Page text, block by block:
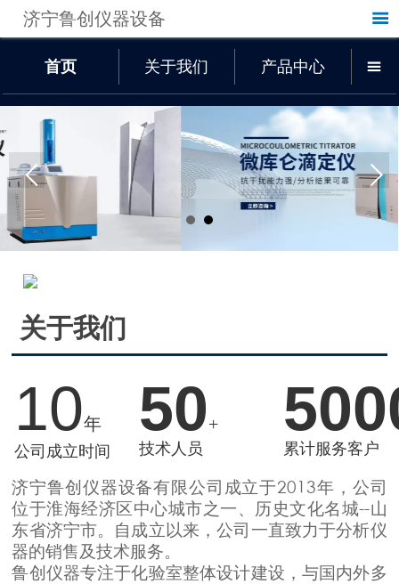
首页 关于我们 产品中心 
济宁鲁创仪器设备 
关于我们
10年
公司成立时间
50+
技术人员 累计服务客户
济宁鲁创仪器设备有限公司成立于2013年，公司
位于淮海经济区中心城市之一、历史文化名城--山
东省济宁市。自成立以来，公司一直致力于分析仪
器的销售及技术服务。
鲁创仪器专注于化验室整体设计建设，与国内外多